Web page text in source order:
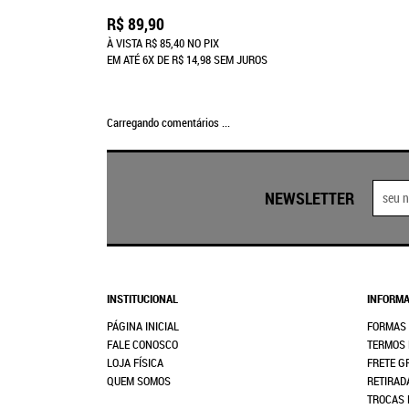
R$ 89,90
À VISTAR$ 85,40NO PIX
EM ATÉ6XDER$ 14,98SEM JUROS
Carregando comentários ...
NEWSLETTER
INSTITUCIONAL
PÁGINA INICIAL
FALE CONOSCO
LOJA FÍSICA
QUEM SOMOS
TERMOS
FRETE
TROCAS